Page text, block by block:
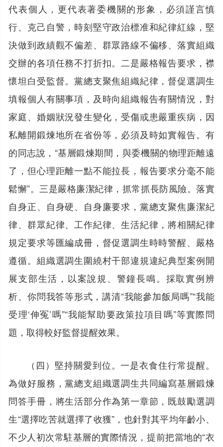
代表個人，更代表著委機關的形象，必須謹言慎
行、克己自警，時刻堅守政治標准和紀律紅線，堅
決做到政績觀不偏差、群眾路線不偏移、落實組織
交辦的各項任務不打折扣。二是嚴格報告要求，襟
懷坦白受監督。黨總支聚焦組織紀律，督促選調生
填報個人有關事項，及時向組織報告有關情況，對
家庭、婚姻狀況發生變化，受傷或患嚴重疾病，因
私離開鍛煉地所在省份等，必須及時如實報告。有
的同志說，“基層鍛煉期間，與委機關的物理距離遠
了，但心理距離一點不能拉長，報告要求分毫不能
鬆懈”。三是嚴格廉潔紀律，抓常抓長防風險。落實
自身正、自身硬、自身廉要求，黨總支聚焦廉潔紀
律、群眾紀律、工作紀律、生活紀律，將相關紀律
規定要求等匯編成冊，督促選調生時時警醒、嚴格
遵循。組織選調生圍繞村干部違規違紀典型案例開
展支部生活，以案說規、警鐘長鳴。採取實例辨
析、你問我答等形式，講清“我能參加飯局嗎”“我能
受理‘伸冤’嗎”“我能幫助要政策拉項目嗎”等實際問
題，取得較好監督提醒效果。
（四）堅持關愛到位。一是衣食住行常提醒。
為做好服務，黨總支組織選調生共同編寫基層鍛煉
問答手冊，將生活部分作為第一章節，既鼓勵選調
生“選擇吃苦就選擇了收獲”，也針對其平均年齡小、
不少人初次常駐基層的實際情況，提前把當地的“衣